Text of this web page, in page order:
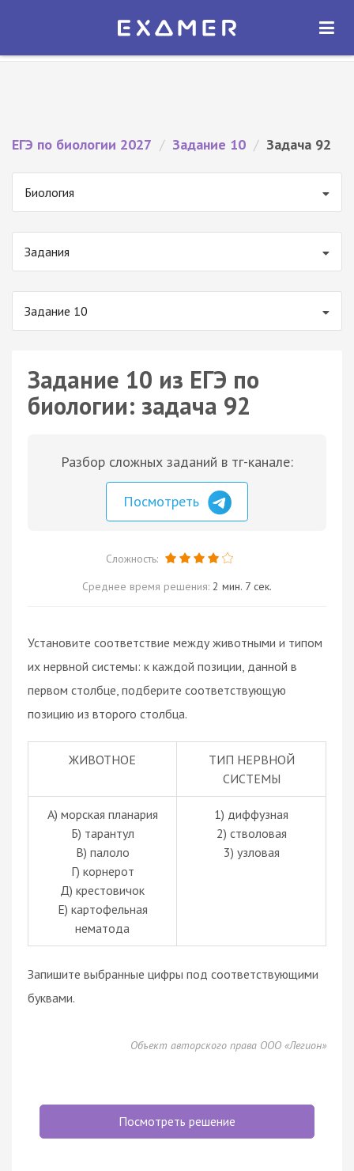
Экзамер — ЕГЭ 2027
ОТКРЫТЬ
ЕГЭ по биологии 2027 / Задание 10 / Задача 92
Биология
Задания
Задание 10
Задание 10 из ЕГЭ по
биологии: задача 92
Разбор сложных заданий в тг-канале:
Посмотреть
Сложность:
Среднее время решения: 2 мин. 7 сек.
Установите соответствие между животными и типом
их нервной системы: к каждой позиции, данной в
первом столбце, подберите соответствующую
позицию из второго столбца.
ЖИВОТНОЕ
ТИП НЕРВНОЙ
СИСТЕМЫ
А) морская планария
Б) тарантул
В) палоло
Г) корнерот
Д) крестовичок
Е) картофельная
нематода
1) диффузная
2) стволовая
3) узловая
Запишите выбранные цифры под соответствующими
буквами.
Объект авторского права ООО «Легион»
Посмотреть решение